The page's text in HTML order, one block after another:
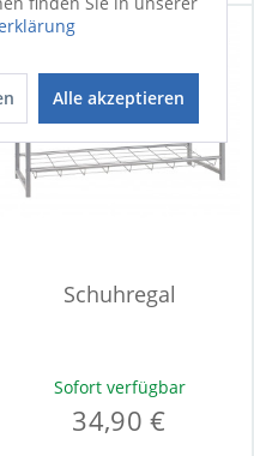
Schuhregal
Sofort verfügbar
34,90 €
Alle akzeptieren